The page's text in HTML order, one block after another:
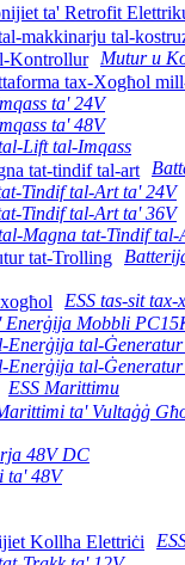
Mutur u
ta' 24V
ta' 48V
Lift tal-Imqass
Tindif tal-Art ta' 24V
Tindif tal-Art ta' 36V
Magna tat-Tindif tal-
ESS tas-sit tax-
Enerġija Mobbli
Enerġija tal-
Enerġija tal-
ESS Marittimu
ta' Vultaġġ
48V DC
ta' 48V